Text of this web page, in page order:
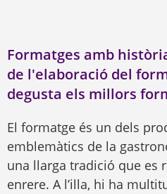
Formatges amb
de l'elaboració del
degusta els millors
El formatge és un dels
emblemàtics de la
una llarga tradició que es
enrere. A l’illa, hi ha